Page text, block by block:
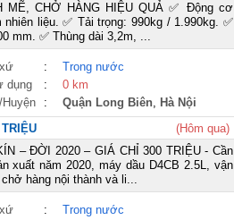
CHỞ HÀNG HIỆU QUẢ ✅ Động cơ
liệu. ✅ Tải trọng: 990kg / 1.990kg. ✅
mm. ✅ Thùng dài 3,2m, ...
:
Trong nước
dụng :
0 km
Huyện : Quận Long Biên, Hà Nội
(Hôm qua)
– ĐỜI 2020 – GIÁ CHỈ 300 TRIỆU - Cần
xuất năm 2020, máy dầu D4CB 2.5L, vận
hàng nội thành và li...
:
Trong nước